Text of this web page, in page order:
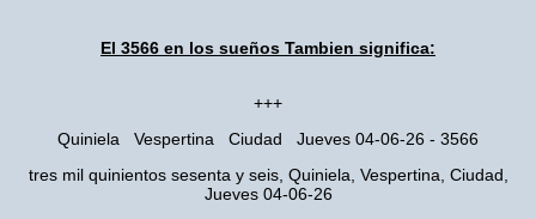
El 3566 en los sueños Tambien significa:
+++
Quiniela Vespertina Ciudad Jueves 04-06-26 - 3566
tres mil quinientos sesenta y seis, Quiniela, Vespertina, Ciudad,
Jueves 04-06-26